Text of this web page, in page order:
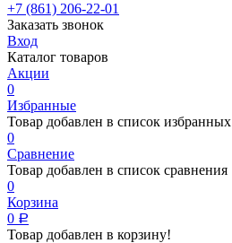
+7 (861) 206-22-01
Заказать звонок
Вход
Каталог товаров
Акции
0
Избранные
Товар добавлен в список избранных
0
Сравнение
Товар добавлен в список сравнения
0
Корзина
0 Р
Товар добавлен в корзину!